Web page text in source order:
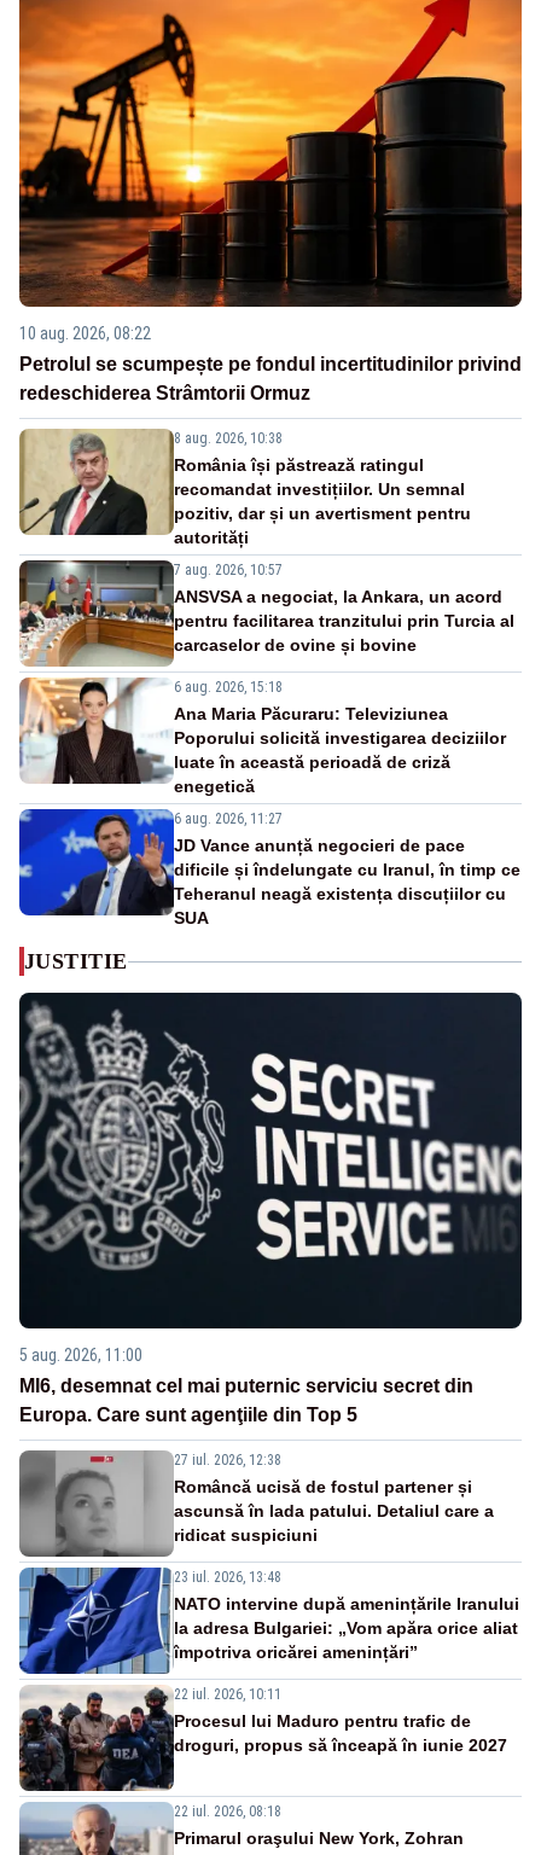
10 aug. 2026, 08:22
Petrolul se scumpește pe fondul incertitudinilor privind
redeschiderea Strâmtorii Ormuz
8 aug. 2026, 10:38
România își păstrează ratingul
recomandat investițiilor. Un semnal
pozitiv, dar și un avertisment pentru
autorități
7 aug. 2026, 10:57
ANSVSA a negociat, la Ankara, un acord
pentru facilitarea tranzitului prin Turcia al
carcaselor de ovine și bovine
6 aug. 2026, 15:18
Ana Maria Păcuraru: Televiziunea
Poporului solicită investigarea deciziilor
luate în această perioadă de criză
enegetică
6 aug. 2026, 11:27
JD Vance anunță negocieri de pace
dificile și îndelungate cu Iranul, în timp ce
Teheranul neagă existența discuțiilor cu
SUA
JUSTITIE
5 aug. 2026, 11:00
MI6, desemnat cel mai puternic serviciu secret din
Europa. Care sunt agenţiile din Top 5
27 iul. 2026, 12:38
Româncă ucisă de fostul partener și
ascunsă în lada patului. Detaliul care a
ridicat suspiciuni
23 iul. 2026, 13:48
NATO intervine după amenințările Iranului
la adresa Bulgariei: „Vom apăra orice aliat
împotriva oricărei amenințări”
22 iul. 2026, 10:11
Procesul lui Maduro pentru trafic de
droguri, propus să înceapă în iunie 2027
22 iul. 2026, 08:18
Primarul oraşului New York, Zohran